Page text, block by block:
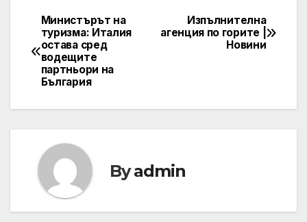
Post
navigation
Изпълнителна
агенция по горите |
Новини
Министърът на
туризма: Италия
остава сред
водещите
партньори на
България
Byadmin